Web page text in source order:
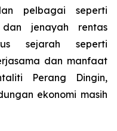
pelbagai seperti
jenayah rentas
sejarah seperti
dan manfaat
Perang Dingin,
ekonomi masih